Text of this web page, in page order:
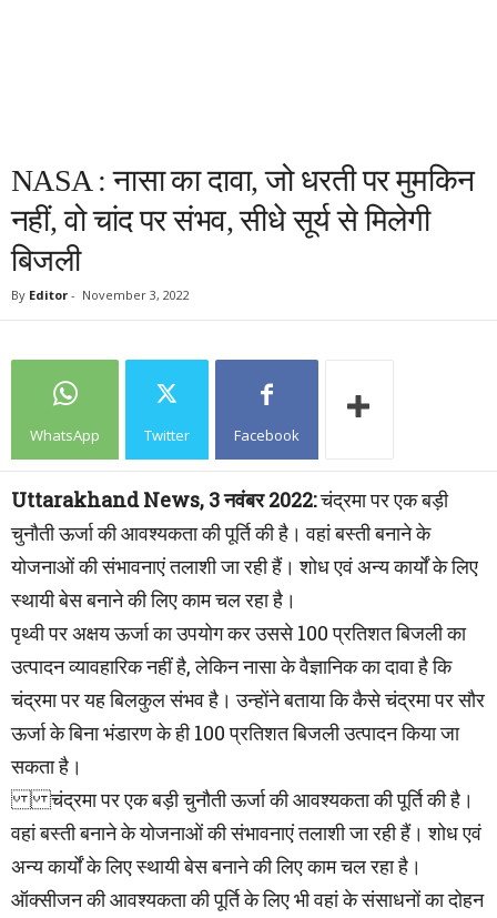
NASA : नासा का दावा, जो धरती पर मुमकिन
नहीं, वो चांद पर संभव, सीधे सूर्य से मिलेगी
बिजली
By Editor - November 3, 2022
WhatsApp Twitter Facebook
Uttarakhand News, 3 नवंबर 2022:चंद्रमा पर एक बड़ी
चुनौती ऊर्जा की आवश्यकता की पूर्ति की है। वहां बस्ती बनाने के
योजनाओं की संभावनाएं तलाशी जा रही हैं। शोध एवं अन्य कार्यों के लिए
स्थायी बेस बनाने की लिए काम चल रहा है।
पृथ्वी पर अक्षय ऊर्जा का उपयोग कर उससे 100 प्रतिशत बिजली का
उत्पादन व्यावहारिक नहीं है, लेकिन नासा के वैज्ञानिक का दावा है कि
चंद्रमा पर यह बिलकुल संभव है। उन्होंने बताया कि कैसे चंद्रमा पर सौर
ऊर्जा के बिना भंडारण के ही 100 प्रतिशत बिजली उत्पादन किया जा
सकता है।
चंद्रमा पर एक बड़ी चुनौती ऊर्जा की आवश्यकता की पूर्ति की है।
वहां बस्ती बनाने के योजनाओं की संभावनाएं तलाशी जा रही हैं। शोध एवं
अन्य कार्यों के लिए स्थायी बेस बनाने की लिए काम चल रहा है।
ऑक्सीजन की आवश्यकता की पूर्ति के लिए भी वहां के संसाधनों का दोहन